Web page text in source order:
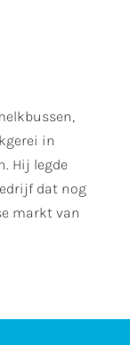
in
Hij legde
dat nog
markt van